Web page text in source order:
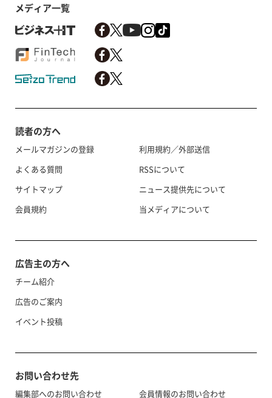
メディア一覧
読者の方へ
メールマガジンの登録
よくある質問
サイトマップ
会員規約
利用規約／外部送信
RSSについて
ニュース提供先について
当メディアについて
広告主の方へ
チーム紹介
広告のご案内
イベント投稿
お問い合わせ先
編集部へのお問い合わせ 会員情報のお問い合わせ